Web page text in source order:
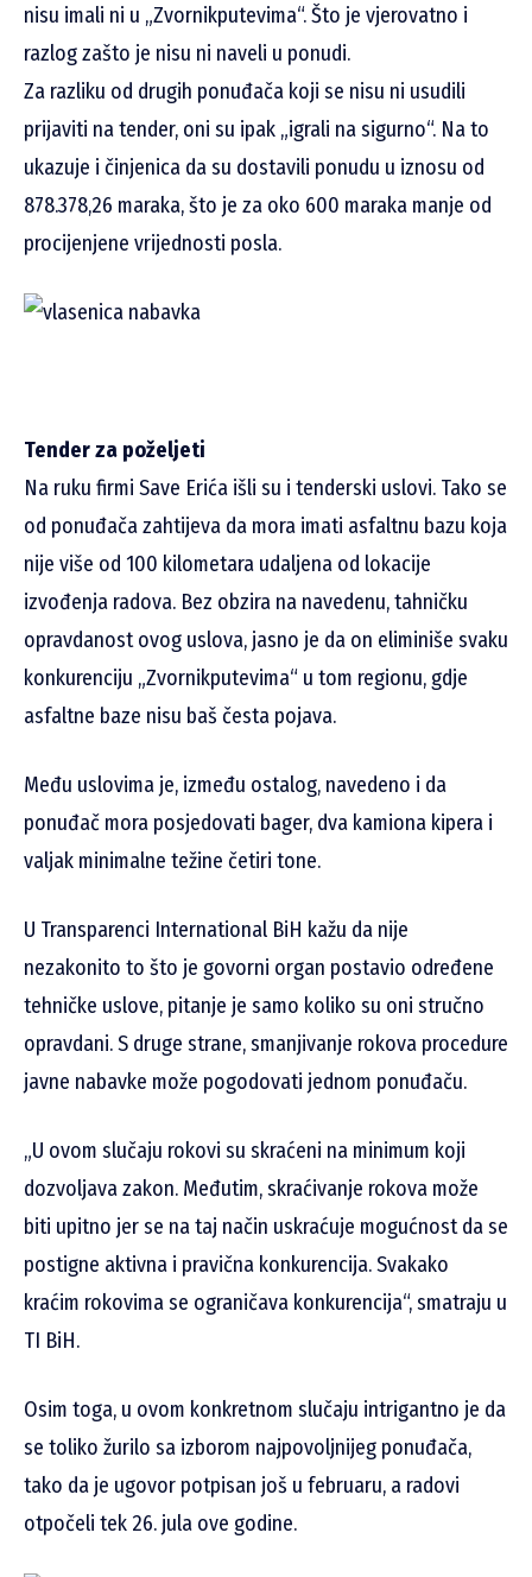
nisu imali ni u „Zvornikputevima“. Što je vjerovatno i
razlog zašto je nisu ni naveli u ponudi.
Za razliku od drugih ponuđača koji se nisu ni usudili
prijaviti na tender, oni su ipak „igrali na sigurno“. Na to
ukazuje i činjenica da su dostavili ponudu u iznosu od
878.378,26 maraka, što je za oko 600 maraka manje od
procijenjene vrijednosti posla.
Tender za poželjeti
Na ruku firmi Save Erića išli su i tenderski uslovi. Tako se
od ponuđača zahtijeva da mora imati asfaltnu bazu koja
nije više od 100 kilometara udaljena od lokacije
izvođenja radova. Bez obzira na navedenu, tahničku
opravdanost ovog uslova, jasno je da on eliminiše svaku
konkurenciju „Zvornikputevima“ u tom regionu, gdje
asfaltne baze nisu baš česta pojava.
Među uslovima je, između ostalog, navedeno i da
ponuđač mora posjedovati bager, dva kamiona kipera i
valjak minimalne težine četiri tone.
U Transparenci International BiH kažu da nije
nezakonito to što je govorni organ postavio određene
tehničke uslove, pitanje je samo koliko su oni stručno
opravdani. S druge strane, smanjivanje rokova procedure
javne nabavke može pogodovati jednom ponuđaču.
„U ovom slučaju rokovi su skraćeni na minimum koji
dozvoljava zakon. Međutim, skraćivanje rokova može
biti upitno jer se na taj način uskraćuje mogućnost da se
postigne aktivna i pravična konkurencija. Svakako
kraćim rokovima se ograničava konkurencija“, smatraju u
TI BiH.
Osim toga, u ovom konkretnom slučaju intrigantno je da
se toliko žurilo sa izborom najpovoljnijeg ponuđača,
tako da je ugovor potpisan još u februaru, a radovi
otpočeli tek 26. jula ove godine.